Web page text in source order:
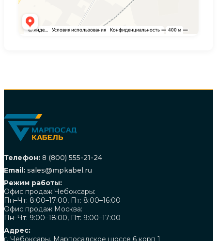
Телефон: 8 (800) 555-21-24
Email: sales@mpkabel.ru
Режим работы:
Офис продаж Чебоксары:
Пн–Чт: 8:00–17:00, Пт: 8:00–16:00
Офис продаж Москва:
Пн–Чт: 9:00–18:00, Пт: 9:00–17:00
Адрес: